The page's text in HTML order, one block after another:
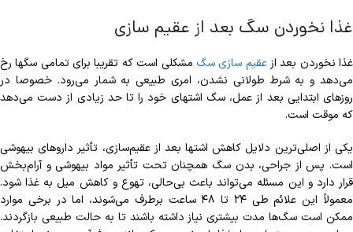
غذا نخوردن سگ بعد از عقیم سازی
غذا نخوردن بعد ازعقیم ‌سازی سگ
مشکلی است که تقریبا برای تمامی سگ‎ها رخ
می‎‌‌دهد و به شرط طولانی نشدن، امری طبیعی به شمار می‌‎رود. خصوصا در
روزهای ابتدایی بعد از عمل، سگ اشتهای خود را تا حد زیادی از دست می‏‌دهد
که موقت است.
یکی از اصلی‌ترین دلایل کاهش اشتها بعد از عقیم‌سازی، تأثیر داروهای بیهوشی
است. پس از جراحی، بدن سگ همچنان تحت تأثیر مواد بیهوشی و آرام‌بخش
قرار دارد و این مسئله می‌تواند باعث بی‌حالی، تهوع و کاهش میل به غذا شود.
معمولاً این علائم طی ۲۴ تا ۴۸ ساعت برطرف می‌شوند، اما در برخی موارد
ممکن است سگ‌ها مدت بیشتری نیاز داشته باشند تا به حالت طبیعی بازگردند.